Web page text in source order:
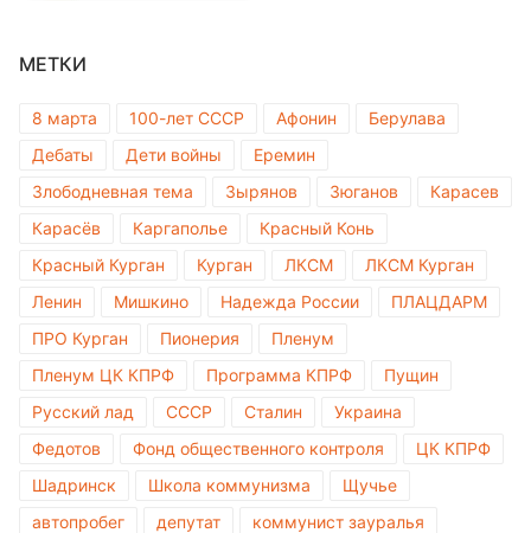
МЕТКИ
8 марта 100-лет СССР Афонин
Берулава
Дебаты
Дети войны
Еремин
Злободневная тема
Зырянов Зюганов
Карасев
Карасёв
Каргаполье
Красный Конь
Красный Курган
Курган ЛКСМ
ЛКСМ Курган
Ленин
Мишкино Надежда России
ПЛАЦДАРМ
ПРО Курган
Пионерия
Пленум
Пленум ЦК КПРФ
Программа КПРФ
Пущин
Русский лад
СССР Сталин
Украина
Федотов
Фонд общественного контроля
ЦК КПРФ
Шадринск
Школа коммунизма
Щучье
автопробег
депутат
коммунист зауралья